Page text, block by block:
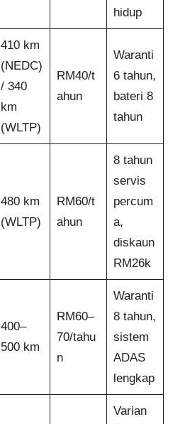
hidup
410 km
(NEDC)
/ 340
km
(WLTP)
RM40/t
ahun
Waranti
6 tahun,
bateri 8
tahun
480 km
(WLTP)
RM60/t
ahun
8 tahun
servis
percum
a,
diskaun
RM26k
400–
500 km
RM60–
70/tahu
n
Waranti
8 tahun,
sistem
ADAS
lengkap
Varian